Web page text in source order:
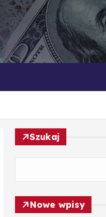
Szukaj
Nowe wpisy